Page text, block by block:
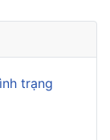
trạng